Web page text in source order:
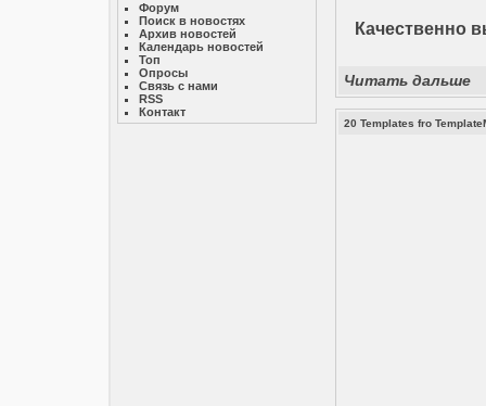
Форум
Поиск в новостях
Архив новостей
Календарь новостей
Топ
Опросы
Связь с нами
RSS
Контакт
Качественно
Читать дальше
20 Templates fro